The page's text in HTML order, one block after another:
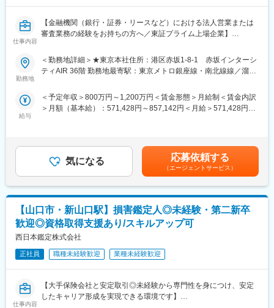
1日に行う立ち合い調査は2件までです。
立ち合い調査にかかる時間は案件にもよりますが、早くて30分、
長いもので3，4時間ほどです。
■組織構成
鑑定人は本社で41名が在籍。
など経歴は様々です。
鑑定依頼の調整・契約者とのアポイントを行う事故受 は、正社員
札幌本社の担当エリアは札幌市を中心とした道央エリアです。
また、入社3年目頃から6週に1回程度、帯広・北見に当番制で1週
間出張が発生する可能性があります。
入社後は3級損害保険登録人の認定試験合格に向けて、業務時間内
に勉強をしていただきます。
試験は年2回（1月、7月）にございますが、最短での合格を目指
していただきます。
建築・土木・電気関係の資格をお持ちの方は、保有資格に応じて
給与がプラスされます。
損害保険登録人資格合格後は大幅な年収アップも期待できます。
※モデル年収
（1）2年目：3級鑑定人、専門A（1級施工管理技士） 年収400
万円
仕事内容
【金融機関（銀行・証券・リースなど）における法人営業または
審査業務の経験をお持ちの方へ／東証プライム上場企業】
■業務内容
・オペレーティングリース案件に関する案件推進支援および案件
ーケット分析
・クレジット管理資料の作成、データベースおよび契約管理、財
国内外の航空会社・海運会社向け日本型オペレーティングリース
組成部門におけるクレジット業務
将来的には、ご希望に応じてフロント業務への転換など、キャリ
アアップも可能です。
■当社について
当社は、航空機オペレーティング・リースを中心とした金融ソリ
ューション事業を展開する東証プライム上場企業です。
高度な専門性と安定した経営基盤を併せ持ち、中堅・中小企業の
経営支援を通じて社会に価値を提供しています。
勤務地
＜勤務地詳細＞★東京本社住所：港区赤坂1-8-1 赤坂インターシ
ティAIR 36階 勤務地最寄駅：東京メトロ銀座線・南北線線／溜池
定める事業所
給与
＜予定年収＞800万円～1,200万円＜賃金形態＞月給制＜賃金内訳
＞月額（基本給）：571,428円～857,142円＜月給＞571,428円～
る可能性があります。月給(月額)は固定手当を含めた表記です。
気になる 応募依頼する
（エージェントサービス）
【山口市・新山口駅】損害鑑定人◎未経験・第二新卒
歓迎◎資格取得支援あり/スキルアップ可
西日本鑑定株式会社
正社員 職種未経験歓迎 業種未経験歓迎
仕事内容
【大手保険会社と安定取引◎未経験から専門性を身につけ、安定
したキャリア形成を実現できる環境です】